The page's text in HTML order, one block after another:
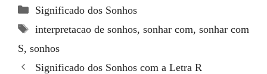
Categorias
Significado dos Sonhos
Tags
interpretacao de sonhos, sonhar com, sonhar com
S, sonhos
Significado dos Sonhos com a Letra R